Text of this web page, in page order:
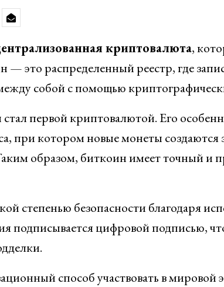
криптовалюта,
— это распределенный реестр, где
собой с помощью
первой криптовалютой. Его
при котором новые монеты создаются
образом, биткоин имеет точный и
степенью безопасности благодаря
подписывается цифровой подписью,
способ участвовать в мировой